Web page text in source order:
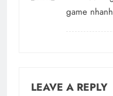
game
LEAVE A REPLY